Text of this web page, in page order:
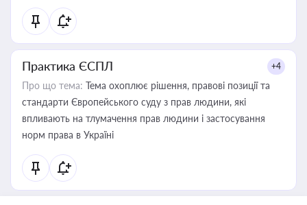
Практика ЄСПЛ +4
Про що тема: Тема охоплює рішення, правові позиції та
стандарти Європейського суду з прав людини, які
впливають на тлумачення прав людини і застосування
норм права в Україні